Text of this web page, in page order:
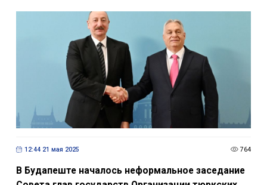
В Будапеште началось неформальное заседание